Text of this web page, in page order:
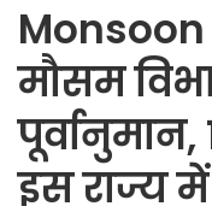
मौसम
इस राज्य